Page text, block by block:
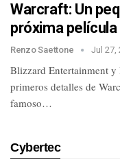
Warcraft: Un
próxima película
Renzo Saettone Jul 27,
Blizzard Entertainment y
primeros detalles de
famoso…
Cybertec